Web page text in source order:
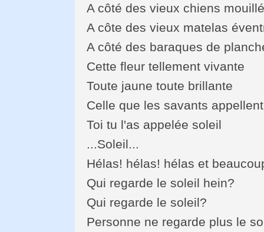
A côté des vieux chiens
A côte des vieux matelas
A côté des baraques de
Cette fleur tellement vivante
Toute jaune toute brillante
Celle que les savants
Toi tu l'as appelée soleil
...Soleil...
Hélas! hélas! hélas et
Qui regarde le soleil hein?
Qui regarde le soleil?
Personne ne regarde plus le